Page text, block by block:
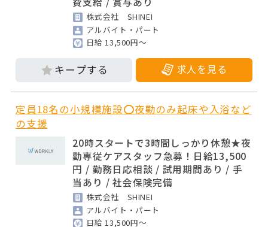
株式会社 SHINEI
アルバイト・パート
日給 13,500円～
求人を見る
定員18名の小規模施設⭕夜勤のみ起床や入浴など
の支援
20時スタートで3時間しっかり休憩★夜
勤専従ケアスタッフ急募！日給13,500
円 / 勤務日応相談 / 試用期間あり / 手
当あり / 社会保険完備
株式会社 SHINEI
アルバイト・パート
日給 13,500円～